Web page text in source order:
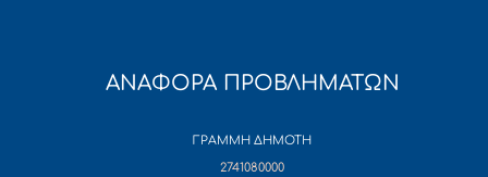
ΑΝΑΦΟΡΑ ΠΡΟΒΛΗΜΑΤΩΝ
ΓΡΑΜΜΗ ΔΗΜΟΤΗ
2741080000